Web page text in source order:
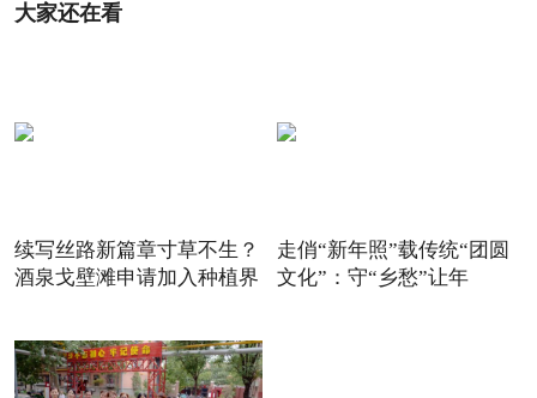
大家还在看
续写丝路新篇章寸草不生？
酒泉戈壁滩申请加入种植界
走俏“新年照”载传统“团圆
文化”：守“乡愁”让年